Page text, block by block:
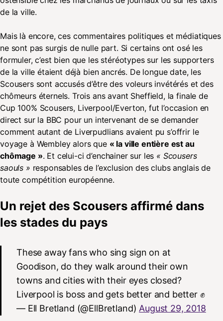
de la ville.
Mais là encore, ces commentaires politiques et médiatiques
ne sont pas surgis de nulle part. Si certains ont osé les
formuler, c’est bien que les stéréotypes sur les supporters
de la ville étaient déjà bien ancrés. De longue date, les
Scousers sont accusés d’être des voleurs invétérés et des
chômeurs éternels. Trois ans avant Sheffield, la finale de
Cup 100% Scousers, Liverpool/Everton, fut l’occasion en
direct sur la BBC pour un intervenant de se demander
comment autant de Liverpudlians avaient pu s’offrir le
voyage à Wembley alors que « la ville entière est au
chômage ». Et celui-ci d’enchainer sur les « Scousers
saouls » responsables de l’exclusion des clubs anglais de
toute compétition européenne.
Un rejet des Scousers affirmé dans
les stades du pays
These away fans who sing sign on at
Goodison, do they walk around their own
towns and cities with their eyes closed?
Liverpool is boss and gets better and better ✊
— Ell Bretland (@EllBretland)August 29, 2018